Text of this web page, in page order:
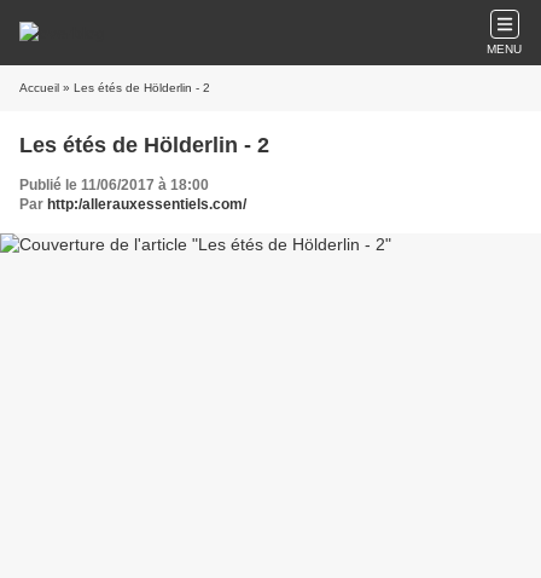
MENU
Accueil » Les étés de Hölderlin - 2
Les étés de Hölderlin - 2
Publié le 11/06/2017 à 18:00
Par http:/allerauxessentiels.com/